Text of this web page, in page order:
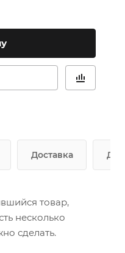
Доставка
товар,
несколько
сделать.